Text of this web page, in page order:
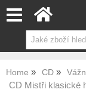
Home CD
CD Mistři klasické